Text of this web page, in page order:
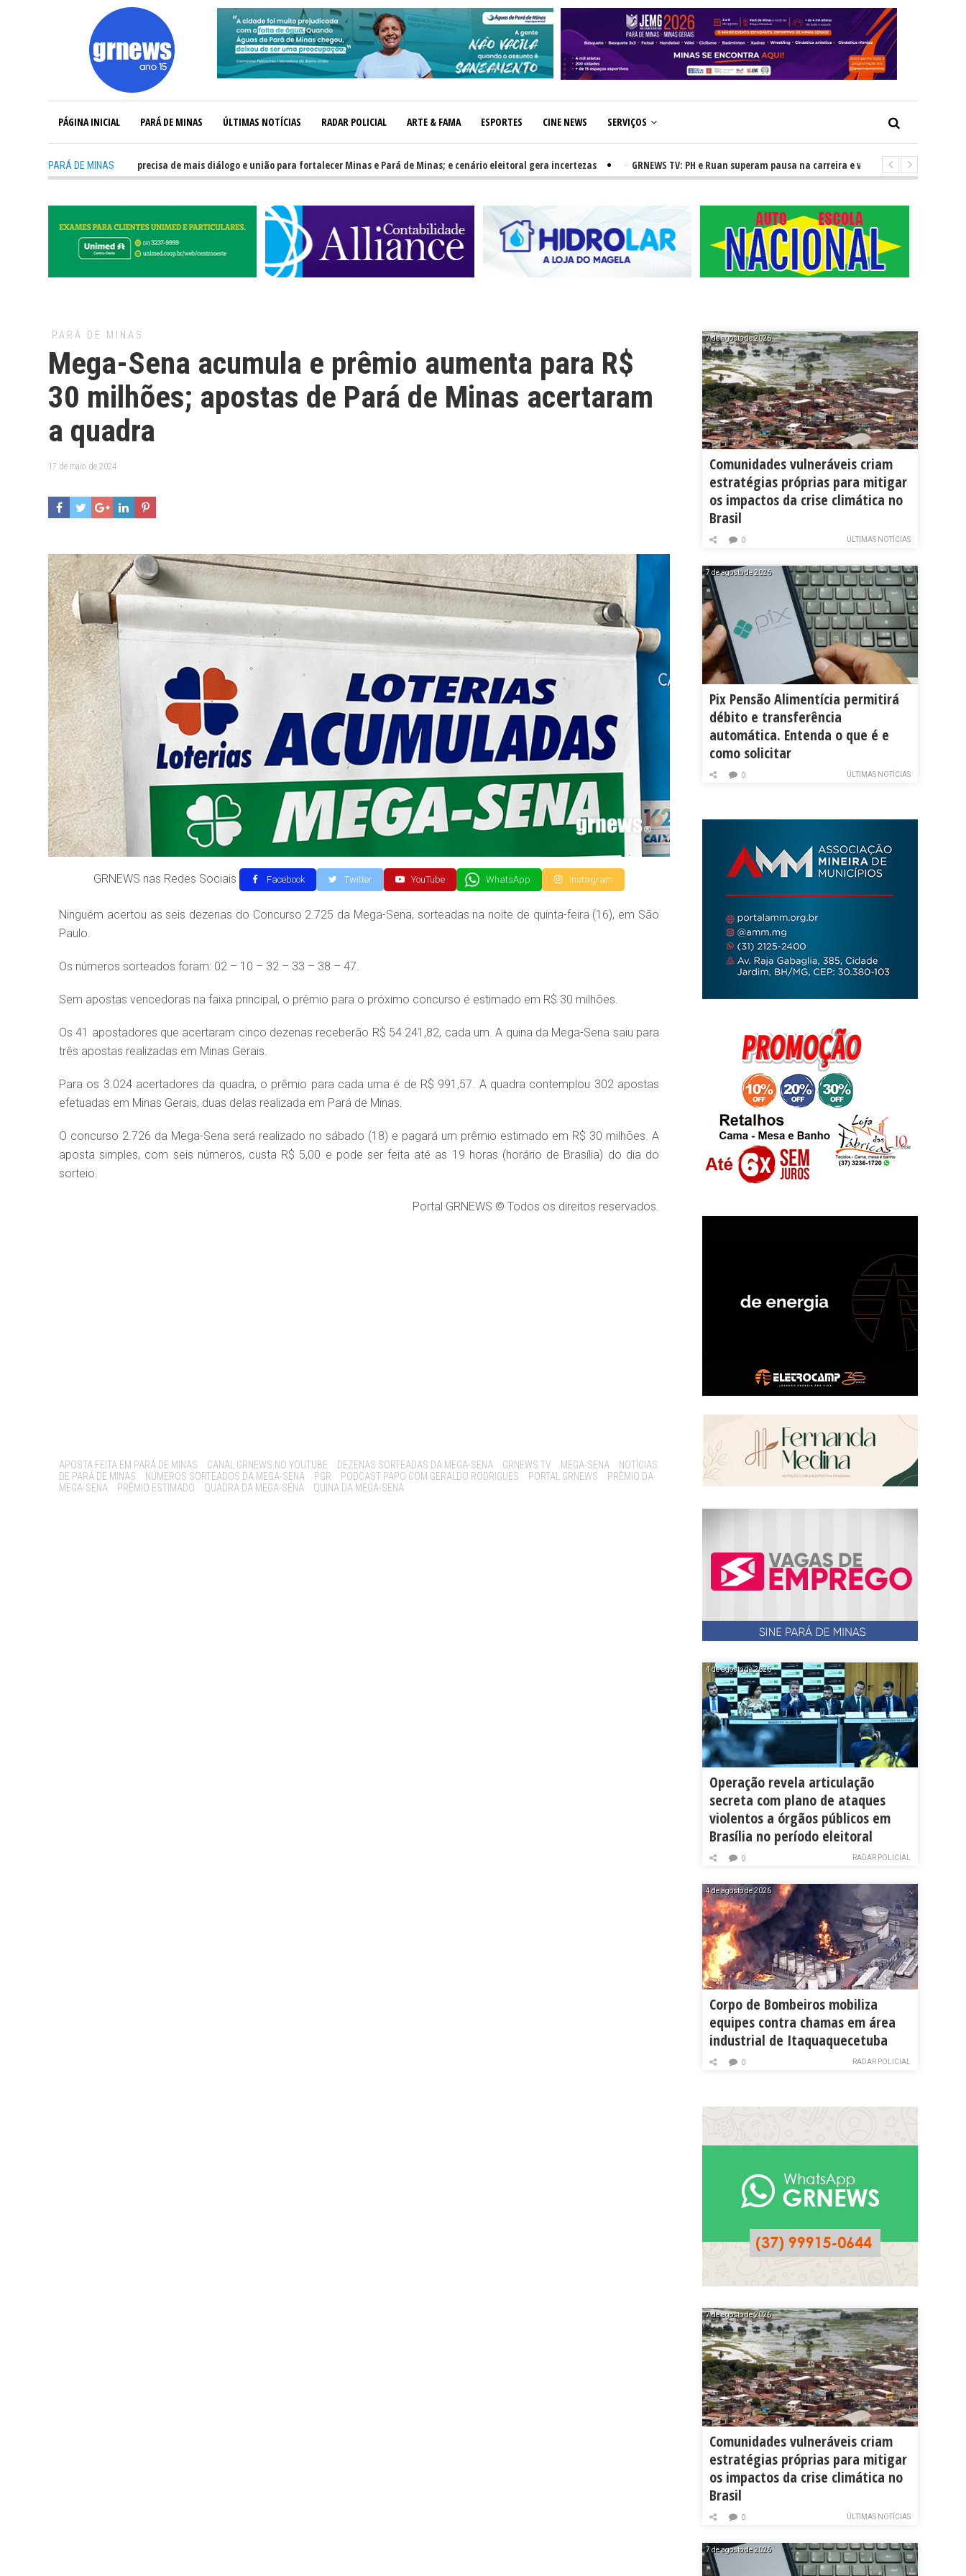
PÁGINA INICIAL PARÁ DE MINAS ÚLTIMAS NOTÍCIAS RADAR POLICIAL ARTE & FAMA ESPORTES CINE NEWS SERVIÇOS
PARÁ DE MINAS
GRNEWS TV: Política precisa de mais diálogo e união para fortalecer Minas e Pará de Minas; e cenário eleitoral gera incertezas - GRNEWS TV: PH e Ruan superam pausa na carreira e vivem ascensão no cenário
PARÁ DE MINAS
Mega-Sena acumula e prêmio aumenta para R$
30 milhões; apostas de Pará de Minas acertaram
a quadra
17 de maio de 2024
GRNEWS nas Redes Sociais Facebook Twitter YouTube WhatsApp Instagram
Ninguém acertou as seis dezenas do Concurso 2.725 da Mega-Sena, sorteadas na noite de quinta-feira (16), em São
Paulo.
Os números sorteados foram: 02 – 10 – 32 – 33 – 38 – 47.
Sem apostas vencedoras na faixa principal, o prêmio para o próximo concurso é estimado em R$ 30 milhões.
Os 41 apostadores que acertaram cinco dezenas receberão R$ 54.241,82, cada um. A quina da Mega-Sena saiu para
três apostas realizadas em Minas Gerais.
Para os 3.024 acertadores da quadra, o prêmio para cada uma é de R$ 991,57. A quadra contemplou 302 apostas
efetuadas em Minas Gerais, duas delas realizada em Pará de Minas.
O concurso 2.726 da Mega-Sena será realizado no sábado (18) e pagará um prêmio estimado em R$ 30 milhões. A
aposta simples, com seis números, custa R$ 5,00 e pode ser feita até as 19 horas (horário de Brasília) do dia do
sorteio.
Portal GRNEWS © Todos os direitos reservados.
Tags:
APOSTA FEITA EM PARÁ DE MINAS CANAL GRNEWS NO YOUTUBE DEZENAS SORTEADAS DA MEGA-SENA GRNEWS TV MEGA-SENA
NOTÍCIAS
DE PARÁ DE MINAS
NÚMEROS SORTEADOS DA MEGA-SENA PGR PODCAST PAPO COM GERALDO RODRIGUES PORTAL GRNEWS
PRÊMIO DA
MEGA-SENA
PRÊMIO ESTIMADO QUADRA DA MEGA-SENA QUINA DA MEGA-SENA
7 de agosto de 2026
Comunidades vulneráveis criam
estratégias próprias para mitigar
os impactos da crise climática no
Brasil
ÚLTIMAS NOTÍCIAS
0
7 de agosto de 2026
Pix Pensão Alimentícia permitirá
débito e transferência
automática. Entenda o que é e
como solicitar
ÚLTIMAS NOTÍCIAS
0
4 de agosto de 2026
Operação revela articulação
secreta com plano de ataques
violentos a órgãos públicos em
Brasília no período eleitoral
RADAR POLICIAL
0
4 de agosto de 2026
Corpo de Bombeiros mobiliza
equipes contra chamas em área
industrial de Itaquaquecetuba
RADAR POLICIAL
0
7 de agosto de 2026
Comunidades vulneráveis criam
estratégias próprias para mitigar
os impactos da crise climática no
Brasil
ÚLTIMAS NOTÍCIAS
0
7 de agosto de 2026